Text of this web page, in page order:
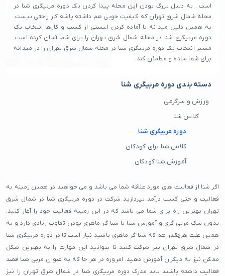
است . به دلیل بزرگ بودن این محله پیدا کردن یک دوره مربیگری شنا در
محله شمال شرق تهران که کیفیت خوبی هم داشته باشه کار راحتی نیست.
به همین دلیل میدانه با آماده کردن لیستی از کسب و کارها انتخاب یک
دوره مربیگری شنا در محله شمال شرق تهران را برای شما آسان کرده است.
مسیر انتخاب یک دوره مربیگری شنا در محله شمال شرق تهران را در میدانه
برای شما ساده و مطمئن کند.
دسته بندی دوره مربیگری شنا
ورزش و سرگرمی
کلاس شنا
دوره مربیگری شنا
کلاس شنا برای کودکان
آموزش شنا کودکان
اگر شنا از فعالیت های مورد علاقه شما می باشد و می خواهید در همین زمینه به
فعالیت و حتی کسب درآمد بپردازید شرکت در دوره مربیگری شنا در شمال شرق
تهران بهترین راه برای شما می باشد که در این زمینه فعالیت خود را آغاز کنید.
بدون شک مربی گری و آموزش شنا با شنا گر ماهری بودن تفاوت زیادی دارد و به
همین علت هرچقدر هم که شنا گر ماهری باشید نیاز است تا در دوره مربیگری شنا
در شمال شرق تهران نیز شرکت کنید تا بتوانید این مهارت را به بهترین شکل
ممکن نیز به دیگران آموزش دهید. امروزه در هر جا که به عنوان مربی شنا قصد
فعالیت داشته باشید باید مدرک دوره مربیگری شنا در شمال شرق تهران را نیز